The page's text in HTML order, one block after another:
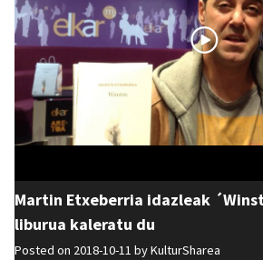
Martin Etxeberria idazleak
liburua kaleratu du
Posted on 2018-10-11 byKulturSharea